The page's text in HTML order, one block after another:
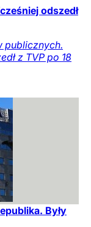
odszedł
publicznych.
z TVP po 18
Były